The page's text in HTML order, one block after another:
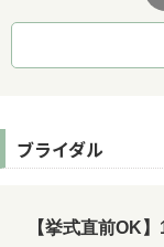
ブライダル
【挙式直前OK